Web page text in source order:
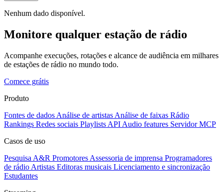
Nenhum dado disponível.
Monitore qualquer estação de rádio
Acompanhe execuções, rotações e alcance de audiência em milhares
de estações de rádio no mundo todo.
Comece grátis
Produto
Fontes de dados Análise de artistas Análise de faixas Rádio
Rankings Redes sociais Playlists API Audio features Servidor MCP
Casos de uso
Pesquisa A&R Promotores Assessoria de imprensa Programadores
de rádio Artistas Editoras musicais Licenciamento e sincronização
Estudantes